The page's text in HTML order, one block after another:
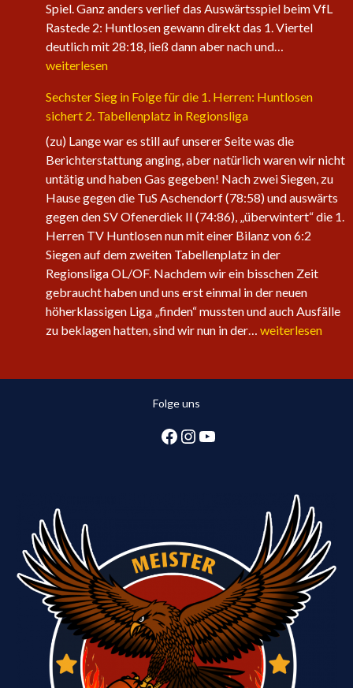
Spiel. Ganz anders verlief das Auswärtsspiel beim VfL
Rastede 2: Huntlosen gewann direkt das 1. Viertel
deutlich mit 28:18, ließ dann aber nach und…
der
Eagles
nehmen
wieder
an
Fahrt
auf
weiterlesen
Sechster Sieg in Folge für die 1. Herren: Huntlosen
sichert 2. Tabellenplatz in Regionsliga
(zu) Lange war es still auf unserer Seite was die
Berichterstattung anging, aber natürlich waren wir nicht
untätig und haben Gas gegeben! Nach zwei Siegen, zu
Hause gegen die TuS Aschendorf (78:58) und auswärts
gegen den SV Ofenerdiek II (74:86), „überwintert“ die 1.
Herren TV Huntlosen nun mit einer Bilanz von 6:2
Siegen auf dem zweiten Tabellenplatz in der
Regionsliga OL/OF. Nachdem wir ein bisschen Zeit
gebraucht haben und uns erst einmal in der neuen
höherklassigen Liga „finden“ mussten und auch Ausfälle
zu beklagen hatten, sind wir nun in der… Sechster
sichert
2.
Tabellenplatz
in
Regionsliga
weiterlesen
Folge uns
Facebook
Instagram
YouTube